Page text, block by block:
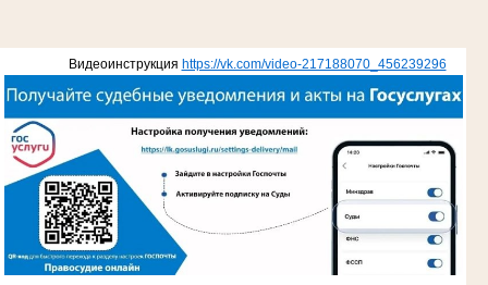
Видеоинструкция https://vk.com/video-217188070_456239296